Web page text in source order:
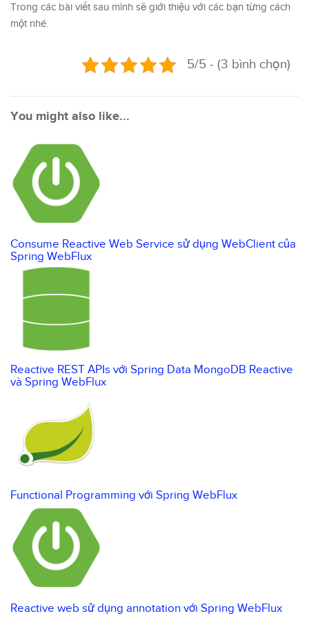
Trong các bài viết sau mình sẽ giới thiệu với các bạn từng cách
một nhé.
5/5 - (3 bình chọn)
You might also like...
Consume Reactive Web Service sử dụng WebClient của
Spring WebFlux
Reactive REST APIs với Spring Data MongoDB Reactive
và Spring WebFlux
Functional Programming với Spring WebFlux
Reactive web sử dụng annotation với Spring WebFlux